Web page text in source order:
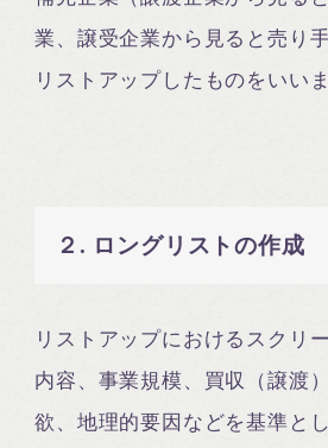
業、譲受企業から見ると売り
リストアップしたものをいいま
２. ロングリストの作成
リストアップにおけるスクリ
内容、事業規模、買収（譲渡
欲、地理的要因などを基準と